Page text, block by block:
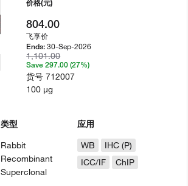
类型
Rabbit
Recombinant
Superclonal
应用
WB
IHC (P)
ICC/IF
ChIP
价格(元)
804.00
飞享价
Ends:30-Sep-2026
1,101.00
Save 297.00 (27%)
货号712007
100 µg